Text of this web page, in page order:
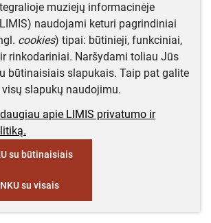
muziejų informacinėje
naudojami keturi pagrindiniai
cookies) tipai: būtinieji, funkciniai,
rinkodariniai. Naršydami toliau Jūs
būtinaisiais slapukais. Taip pat galite
slapukų naudojimu.
apie LIMIS privatumo ir
su būtinaisiais
su visais